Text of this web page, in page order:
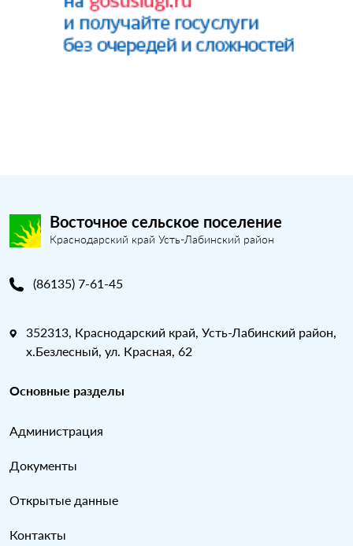
Восточное сельское поселение
Краснодарский край Усть-Лабинский район
(86135) 7-61-45
352313, Краснодарский край, Усть-Лабинский район,
х.Безлесный, ул. Красная, 62
Основные разделы
Администрация
Документы
Открытые данные
Контакты